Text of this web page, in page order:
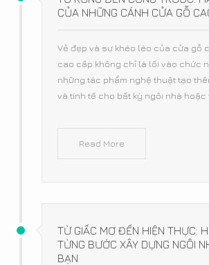
CỦA NHỮNG CÁNH CỬA GỖ
Vẻ đẹp và sự khéo léo của cửa gỗ
cao cấp không chỉ là lối vào chức
những tác phẩm nghệ thuật tạo
và tinh tế cho bất kỳ ngôi nhà hoặc
Read More
TỪ GIẤC MƠ ĐẾN HIỆN THỰC:
TỪNG BƯỚC XÂY DỰNG NGÔI
BẠN